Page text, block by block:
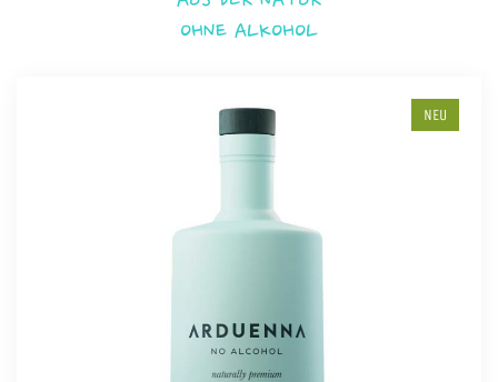
OHNE ALKOHOL
NEU